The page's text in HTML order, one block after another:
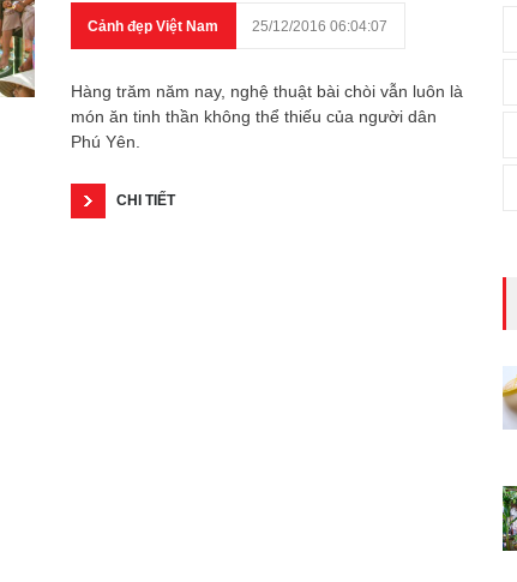
Cảnh đẹp Việt Nam 25/12/2016 06:04:07
Hàng trăm năm nay, nghệ thuật bài chòi vẫn luôn là
món ăn tinh thần không thể thiếu của người dân
Phú Yên.
CHI TIẾT